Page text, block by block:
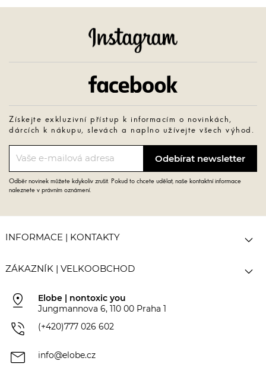
Získejte exkluzivní přístup k informacím o novinkách,
dárcích k nákupu, slevách a naplno užívejte všech výhod.
Odběr novinek můžete kdykoliv zrušit. Pokud to chcete udělat, naše kontaktní informace
naleznete v právním oznámení.
INFORMACE | KONTAKTY 
ZÁKAZNÍK | VELKOOBCHOD 
pin_drop
Elobe | nontoxic you
Jungmannova 6, 110 00 Praha 1
phone_in_talk (+420)777 026 602
mail info@elobe.cz